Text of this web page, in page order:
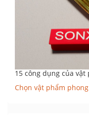
15 công dụng của
Chọn vật phẩm